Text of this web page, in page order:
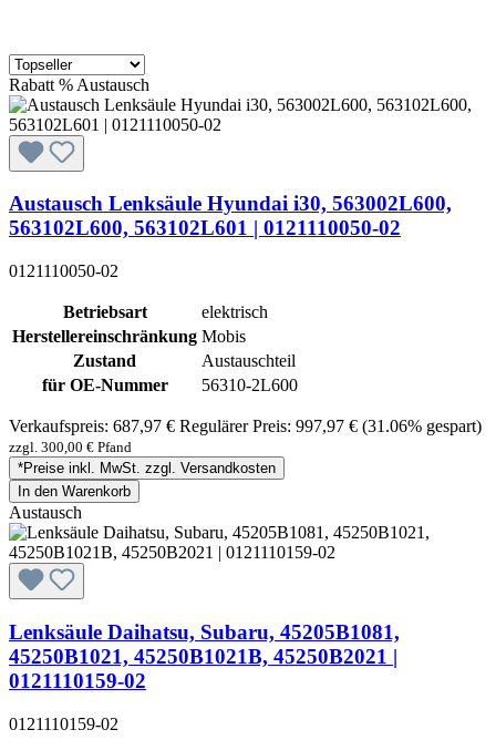
Rabatt % Austausch
Austausch Lenksäule Hyundai i30, 563002L600,
563102L600, 563102L601 | 0121110050-02
0121110050-02
Betriebsart
elektrisch
Herstellereinschränkung Mobis
Zustand
Austauschteil
für OE-Nummer
56310-2L600
Verkaufspreis: 687,97 € Regulärer Preis: 997,97 € (31.06% gespart)
zzgl. 300,00 € Pfand
*Preise inkl. MwSt. zzgl. Versandkosten
In den Warenkorb
Austausch
Lenksäule Daihatsu, Subaru, 45205B1081,
45250B1021, 45250B1021B, 45250B2021 |
0121110159-02
0121110159-02